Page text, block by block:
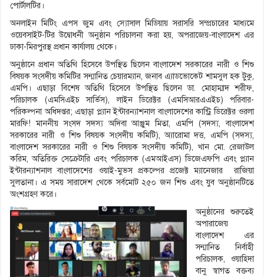
পোর্টালটির।
অনলাইন মিটিং এপস জুম এবং স্যোসাল মিডিয়ায় সরাসরি সম্প্রচারের মাধ্যমে
ওয়েবসাইট-টির উদ্বোধনী অনুষ্ঠান পরিচালনা করা হয়, অপরাজেয়-বাংলাদেশ এর
ঢাকা-মিরপুরস্থ প্রধান কার্যালয় থেকে।
অনুষ্ঠানে প্রধান অতিথি হিসেবে উপস্থিত ছিলেন বাংলাদেশ সরকারের নারী ও শিশু
বিষয়ক সংসদীয় কমিটির সন্মানিত চেয়ারম্যান, জনাব এ্যাডভোকেট শামসুল হক টুকু,
এমপি। এছাড়া বিশেষ অতিথি হিসেবে উপস্থিত ছিলেন ডা. মোহাম্মাদ শরীফ,
পরিচালক (এমসিএইচ সার্ভিস), লাইন ডিরেক্টর (এমসিআরএএইচ) পরিবার-
পরিকল্পনা অধিদপ্তর; এছাড়া প্ল্যান ইন্টারন্যাশনাল বাংলাদেশের কান্ট্রি ডিরেক্টর ওরলা
মারফি! মাননীয় সংসদ সদস্য অদিবা আঞ্জুম মিতা, এমপি (সদস্য, বাংলাদেশ
সরকারের নারী ও শিশু বিষয়ক সংসদীয় কমিটি), অ্যারোমা দত্ত, এমপি (সদস্য,
বাংলাদেশ সরকারের নারী ও শিশু বিষয়ক সংসদীয় কমিটি), খান মো. রেজাউল
করিম, অতিরিক্ত সেক্রেটারি এবং পরিচালক (এমআইএস) ডিজেএফপি এবং প্ল্যান
ইন্টারন্যাশনাল বাংলাদেশের ওয়াই-মুভস প্রকল্পের প্রজেক্ট ম্যানেজার রাজিয়া
সুলতানা। এ সময় সারাদেশ থেকে সর্বমোট ২৫০ জন শিশু এবং যুব অনুষ্ঠানটিতে
অংশগ্রহণ করে।
অনুষ্ঠানের শুরুতেই
অপারাজেয়
বাংলাদেশ এর
সন্মানিত নির্বাহী
পরিচালক, ওয়াহিদা
বানু স্বাগত বক্তব্য